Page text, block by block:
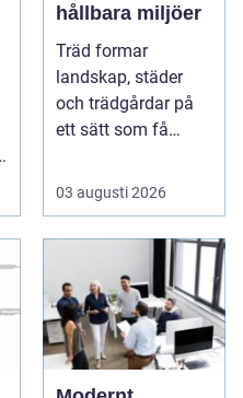
hållbara miljöer
Träd formar
landskap, städer
och trädgårdar på
ett sätt som få
skapar rum, ger ...
03 augusti 2026